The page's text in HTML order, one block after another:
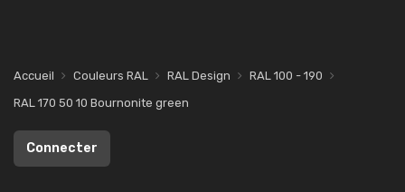
Accueil Couleurs RAL RAL Design
RAL 100 - 190
RAL 170 50 10 Bournonite green
Connecter